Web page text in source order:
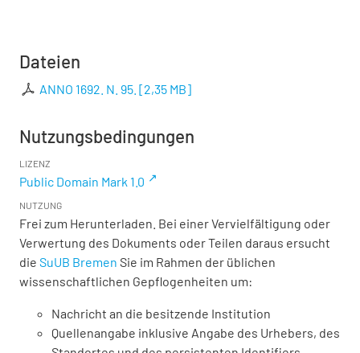
Dateien
ANNO 1692. N. 95. [2,35 MB]
Nutzungsbedingungen
LIZENZ
Public Domain Mark 1.0
NUTZUNG
Frei zum Herunterladen. Bei einer Vervielfältigung oder
Verwertung des Dokuments oder Teilen daraus ersucht
die SuUB Bremen Sie im Rahmen der üblichen
wissenschaftlichen Gepflogenheiten um:
Nachricht an die besitzende Institution
Quellenangabe inklusive Angabe des Urhebers, des